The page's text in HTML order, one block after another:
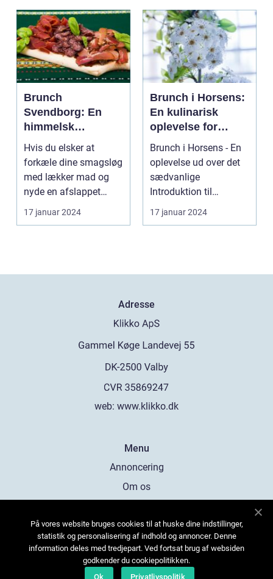
Brunch
Svendborg: En
himmelsk
oplevelse i hjertet
af Danmark
Hvis du elsker at
forkæle dine smagsløg
med lækker mad og
nyde en afslappet
atmosfære, så er
brunch ...
17 januar 2024
Brunch i Horsens:
En kulinarisk
oplevelse for
eventyrrejsende
og backpackere
Brunch i Horsens - En
oplevelse ud over det
sædvanlige
Introduktion til
brunchkulturen i
17 januar 2024
Adresse
web: www.klikko.dk
Menu
Annoncering
Om os
Kontakt os
Sitemap
På vores website bruges cookies til at huske dine indstillinger,
statistik og personalisering af indhold og annoncer. Denne
information deles med tredjepart. Ved fortsat brug af websiden
godkender du cookiepolitikken.
Ok
Privatlivspolitik